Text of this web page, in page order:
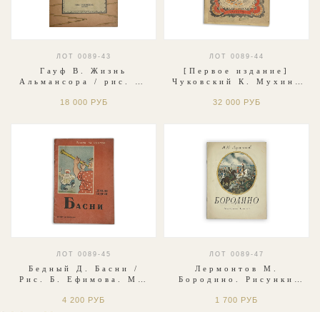
ЛОТ 0089-43
Гауф В. Жизнь
Альмансора / рис. Д.
Н. Кнебель, 1912
18 000 РУБ
ЛОТ 0089-44
[Первое издание]
Чуковский К. Мухина
Конашевича. — Л.; М.:
32 000 РУБ
ЛОТ 0089-45
Бедный Д. Басни /
Рис. Б. Ефимова. М.;
4 200 РУБ
ЛОТ 0089-47
Лермонтов М.
Бородино. Рисунки
Малыш. 1979 г.
1 700 РУБ